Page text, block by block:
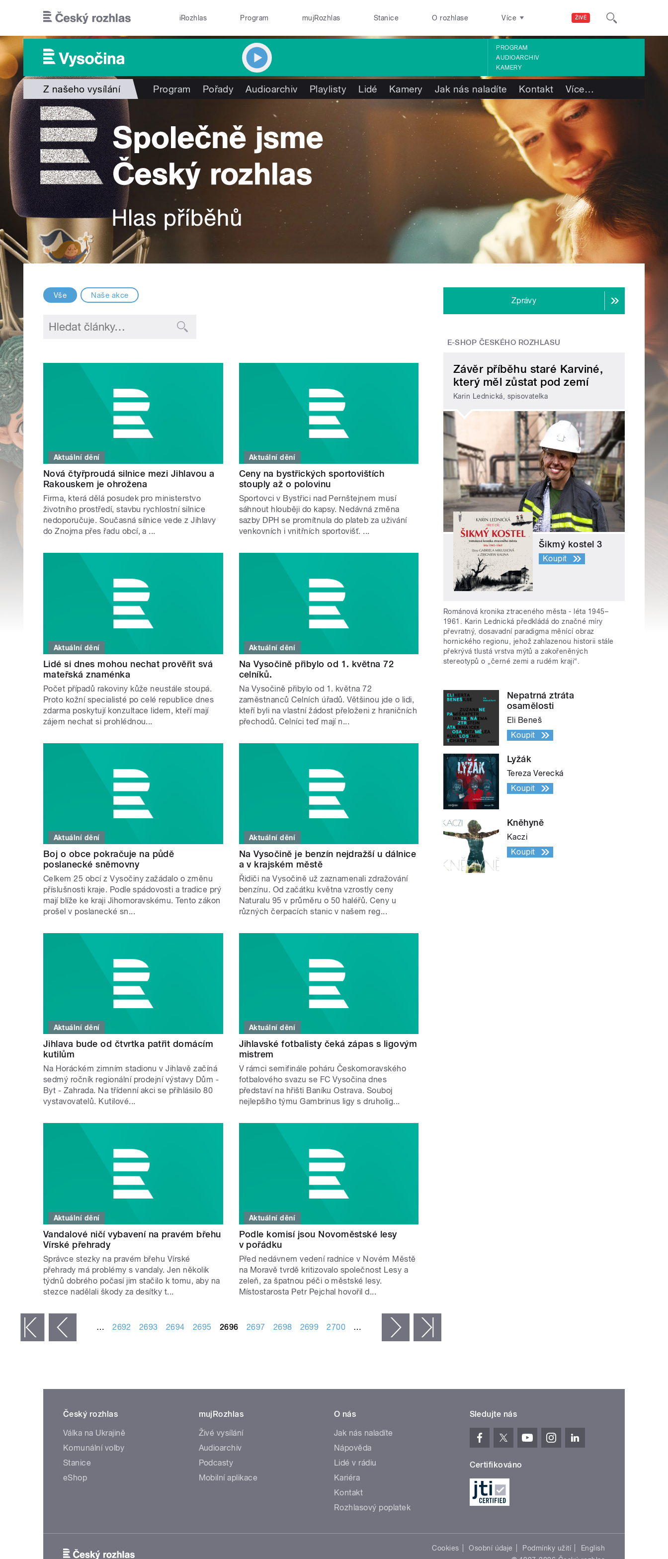
ŽIVĚ
iRozhlas Program mujRozhlas Stanice O rozhlase Více
PROGRAM
AUDIOARCHIV
KAMERY
Z našeho vysílání Program Pořady Audioarchiv Playlisty Lidé Kamery Jak nás naladíte Kontakt Více…
Vše Naše akce
Aktuální dění
Nová čtyřproudá silnice mezi Jihlavou a
Rakouskem je ohrožena
Firma, která dělá posudek pro ministerstvo
životního prostředí, stavbu rychlostní silnice
nedoporučuje. Současná silnice vede z Jihlavy
do Znojma přes řadu obcí, a ...
Aktuální dění
Ceny na bystřických sportovištích
stouply až o polovinu
Sportovci v Bystřici nad Pernštejnem musí
sáhnout hlouběji do kapsy. Nedávná změna
sazby DPH se promítnula do plateb za uživání
venkovních i vnitřních sportovišť. ...
Aktuální dění
Lidé si dnes mohou nechat prověřit svá
mateřská znaménka
Počet případů rakoviny kůže neustále stoupá.
Proto kožní specialisté po celé republice dnes
zdarma poskytují konzultace lidem, kteří mají
zájem nechat si prohlédnou...
Aktuální dění
Na Vysočině přibylo od 1. května 72
celníků.
Na Vysočině přibylo od 1. května 72
zaměstnanců Celních úřadů. Většinou jde o lidi,
kteří byli na vlastní žádost přeloženi z hraničních
přechodů. Celníci teď mají n...
Aktuální dění
Boj o obce pokračuje na půdě
poslanecké sněmovny
Celkem 25 obcí z Vysočiny zažádalo o změnu
příslušnosti kraje. Podle spádovosti a tradice prý
mají blíže ke kraji Jihomoravskému. Tento zákon
prošel v poslanecké sn...
Aktuální dění
Na Vysočině je benzín nejdražší u dálnice
a v krajském městě
Řidiči na Vysočině už zaznamenali zdražování
benzínu. Od začátku května vzrostly ceny
Naturalu 95 v průměru o 50 haléřů. Ceny u
různých čerpacích stanic v našem reg...
Aktuální dění
Jihlava bude od čtvrtka patřit domácím
kutilům
Na Horáckém zimním stadionu v Jihlavě začíná
sedmý ročník regionální prodejní výstavy Dům -
Byt - Zahrada. Na třídenní akci se přihlásilo 80
vystavovatelů. Kutilové...
Aktuální dění
Jihlavské fotbalisty čeká zápas s ligovým
mistrem
V rámci semifinále poháru Českomoravského
fotbalového svazu se FC Vysočina dnes
představí na hřišti Baníku Ostrava. Souboj
nejlepšího týmu Gambrinus ligy s druholig...
Aktuální dění
Vandalové ničí vybavení na pravém břehu
Vírské přehrady
Správce stezky na pravém břehu Vírské
přehrady má problémy s vandaly. Jen několik
týdnů dobrého počasí jim stačilo k tomu, aby na
stezce nadělali škody za desítky t...
Aktuální dění
Podle komisí jsou Novoměstské lesy
v pořádku
Před nedávnem vedení radnice v Novém Městě
na Moravě tvrdě kritizovalo společnost Lesy a
zeleň, za špatnou péči o městské lesy.
Místostarosta Petr Pejchal hovořil d...
‹ předchozí … 2692 2693 2694 2695 2696 2697 2698 2699 2700 … následující ›
Zprávy
E-SHOP ČESKÉHO ROZHLASU
Závěr příběhu staré Karviné,
který měl zůstat pod zemí
Karin Lednická, spisovatelka
Šikmý kostel 3
Koupit
Románová kronika ztraceného města - léta 1945–
1961. Karin Lednická předkládá do značné míry
převratný, dosavadní paradigma měnící obraz
hornického regionu, jehož zahlazenou historii stále
překrývá tlustá vrstva mýtů a zakořeněných
stereotypů o „černé zemi a rudém kraji“.
Nepatrná ztráta
osamělosti
Eli Beneš
Koupit
Lyžák
Tereza Verecká
Koupit
Kněhyně
Kaczi
Koupit
Český rozhlas
Válka na Ukrajině
Komunální volby
Stanice
eShop
mujRozhlas
Živé vysílání
Audioarchiv
Podcasty
Mobilní aplikace
O nás
Jak nás naladíte
Nápověda
Lidé v rádiu
Kariéra
Kontakt
Rozhlasový poplatek
Sledujte nás
Certifikováno
Cookies Osobní údaje Podmínky užití
English